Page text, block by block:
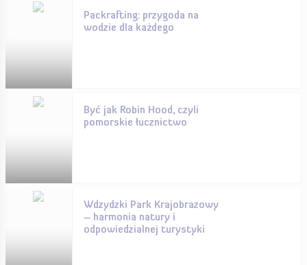
Packrafting: przygoda na
wodzie dla każdego
Być jak Robin Hood, czyli
pomorskie łucznictwo
Wdzydzki Park Krajobrazowy
– harmonia natury i
odpowiedzialnej turystyki